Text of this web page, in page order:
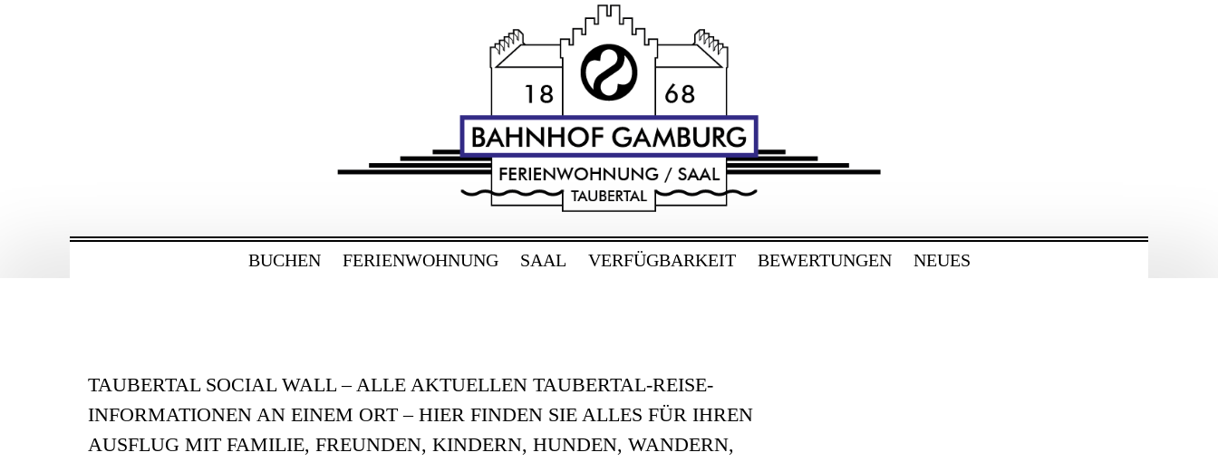
BUCHEN FERIENWOHNUNG SAAL VERFÜGBARKEIT BEWERTUNGEN NEUES
TAUBERTAL SOCIAL WALL – ALLE AKTUELLEN TAUBERTAL-REISE-
INFORMATIONEN AN EINEM ORT – HIER FINDEN SIE ALLES FÜR IHREN
AUSFLUG MIT FAMILIE, FREUNDEN, KINDERN, HUNDEN, WANDERN,